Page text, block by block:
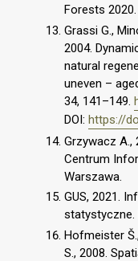
Forests 2020.
Grassi G.,
2004.
natural
uneven –
34, 141–149.
DOI: https://
Grzywacz A.,
Centrum
Warszawa.
GUS, 2021.
statystyczne.
Hofmeister
S., 2008.